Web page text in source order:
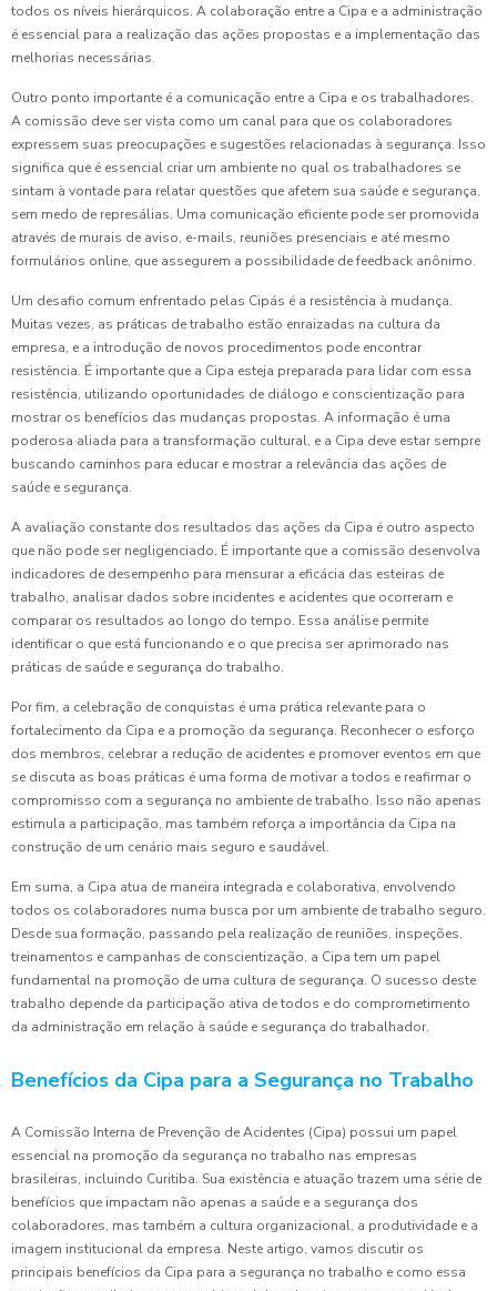
todos os níveis hierárquicos. A colaboração entre a Cipa e a administração
é essencial para a realização das ações propostas e a implementação das
melhorias necessárias.
Outro ponto importante é a comunicação entre a Cipa e os trabalhadores.
A comissão deve ser vista como um canal para que os colaboradores
expressem suas preocupações e sugestões relacionadas à segurança. Isso
significa que é essencial criar um ambiente no qual os trabalhadores se
sintam à vontade para relatar questões que afetem sua saúde e segurança,
sem medo de represálias. Uma comunicação eficiente pode ser promovida
através de murais de aviso, e-mails, reuniões presenciais e até mesmo
formulários online, que assegurem a possibilidade de feedback anônimo.
Um desafio comum enfrentado pelas Cipás é a resistência à mudança.
Muitas vezes, as práticas de trabalho estão enraizadas na cultura da
empresa, e a introdução de novos procedimentos pode encontrar
resistência. É importante que a Cipa esteja preparada para lidar com essa
resistência, utilizando oportunidades de diálogo e conscientização para
mostrar os benefícios das mudanças propostas. A informação é uma
poderosa aliada para a transformação cultural, e a Cipa deve estar sempre
buscando caminhos para educar e mostrar a relevância das ações de
saúde e segurança.
A avaliação constante dos resultados das ações da Cipa é outro aspecto
que não pode ser negligenciado. É importante que a comissão desenvolva
indicadores de desempenho para mensurar a eficácia das esteiras de
trabalho, analisar dados sobre incidentes e acidentes que ocorreram e
comparar os resultados ao longo do tempo. Essa análise permite
identificar o que está funcionando e o que precisa ser aprimorado nas
práticas de saúde e segurança do trabalho.
Por fim, a celebração de conquistas é uma prática relevante para o
fortalecimento da Cipa e a promoção da segurança. Reconhecer o esforço
dos membros, celebrar a redução de acidentes e promover eventos em que
se discuta as boas práticas é uma forma de motivar a todos e reafirmar o
compromisso com a segurança no ambiente de trabalho. Isso não apenas
estimula a participação, mas também reforça a importância da Cipa na
construção de um cenário mais seguro e saudável.
Em suma, a Cipa atua de maneira integrada e colaborativa, envolvendo
todos os colaboradores numa busca por um ambiente de trabalho seguro.
Desde sua formação, passando pela realização de reuniões, inspeções,
treinamentos e campanhas de conscientização, a Cipa tem um papel
fundamental na promoção de uma cultura de segurança. O sucesso deste
trabalho depende da participação ativa de todos e do comprometimento
da administração em relação à saúde e segurança do trabalhador.
Benefícios da Cipa para a Segurança no Trabalho
A Comissão Interna de Prevenção de Acidentes (Cipa) possui um papel
essencial na promoção da segurança no trabalho nas empresas
brasileiras, incluindo Curitiba. Sua existência e atuação trazem uma série de
benefícios que impactam não apenas a saúde e a segurança dos
colaboradores, mas também a cultura organizacional, a produtividade e a
imagem institucional da empresa. Neste artigo, vamos discutir os
principais benefícios da Cipa para a segurança no trabalho e como essa